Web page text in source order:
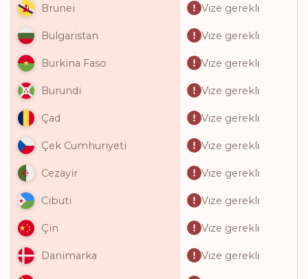
Brunei Vi̇ze gerekli̇
Bulgaristan Vi̇ze gerekli̇
Burkina Faso Vi̇ze gerekli̇
Burundi Vi̇ze gerekli̇
Çad Vi̇ze gerekli̇
Çek Cumhuriyeti Vi̇ze gerekli̇
Cezayir Vi̇ze gerekli̇
Cibuti Vi̇ze gerekli̇
Çin Vi̇ze gerekli̇
Danimarka Vi̇ze gerekli̇